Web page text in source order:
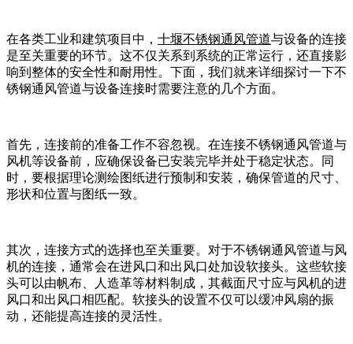
在各类工业和建筑项目中， 十堰不锈钢通风管道与设备的连接
是至关重要的环节。这不仅关系到系统的正常运行，还直接影
响到整体的安全性和耐用性。下面，我们就来详细探讨一下不
锈钢通风管道与设备连接时需要注意的几个方面。
首先，连接前的准备工作不容忽视。在连接不锈钢通风管道与
风机等设备前，应确保设备已安装完毕并处于稳定状态。同
时，要根据理论测绘图纸进行预制和安装，确保管道的尺寸、
形状和位置与图纸一致。
其次，连接方式的选择也至关重要。对于不锈钢通风管道与风
机的连接，通常会在进风口和出风口处加设软接头。这些软接
头可以由帆布、人造革等材料制成，其截面尺寸应与风机的进
风口和出风口相匹配。软接头的设置不仅可以缓冲风扇的振
动，还能提高连接的灵活性。